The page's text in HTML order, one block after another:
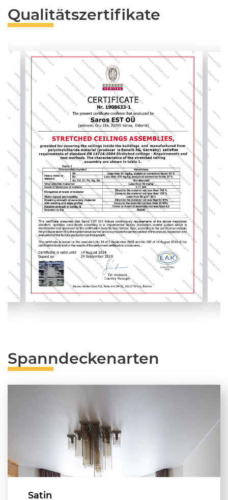
Qualitätszertifikate
Spanndeckenarten
Satin